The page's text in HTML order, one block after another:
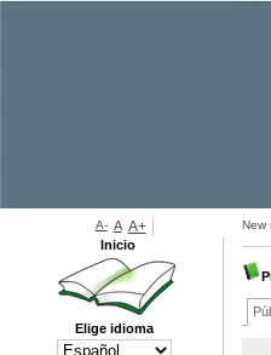
New
A- A A+
Inicio
Elige idioma